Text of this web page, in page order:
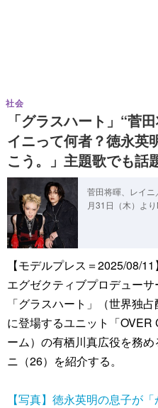
「グラスハート」“菅
イニって何者？徳永英
こう。」主題歌でも話
社会
菅田将暉、レイ
月31日（木）よ
【モデルプレス＝2025/08/
エグゼクティブプロデュー
「グラスハート」（世界独
に登場するユニット「
ーム）の有栖川真広役を務
ニ（26）を紹介する。
【写真】徳永英明の息子が